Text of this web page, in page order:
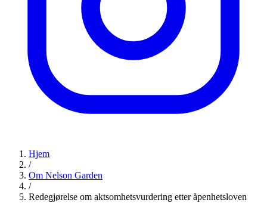
Hjem
/
Om Nelson Garden
/
Redegjørelse om aktsomhetsvurdering etter åpenhetsloven